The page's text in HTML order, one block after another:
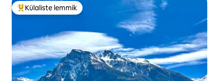
Külaliste suur lemmik
Külaliste lemmik